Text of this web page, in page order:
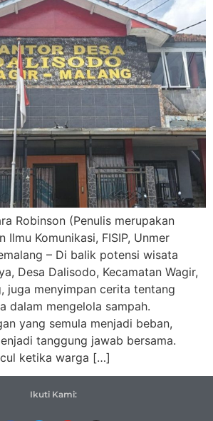
Robinson (Penulis merupakan
Ilmu Komunikasi, FISIP, Unmer
– Di balik potensi wisata
Desa Dalisodo, Kecamatan Wagir,
juga menyimpan cerita tentang
dalam mengelola sampah.
yang semula menjadi beban,
tanggung jawab bersama.
ketika warga […]
Ikuti Kami: